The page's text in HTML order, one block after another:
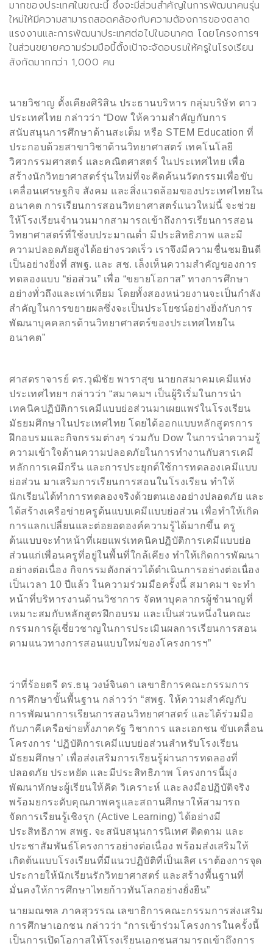
มากของประเทศในขณะนี้ ซึ่งจะมีส่วนสำคัญในการพัฒนาคนรุ่น
ใหม่ให้มีความสามารถสอดคล้องกับความต้องการของตลาด
แรงงานและการพัฒนาประเทศต่อไปในอนาคต โดยโครงการฯ
ในส่วนขยายความร่วมมือนี้ตั้งเป้าจะจัดอบรมให้ครูในโรงเรียน
สังกัดมากกว่า 1,000 คน
นายวิชาญ ตั้งเคียงศิริสิน ประธานบริหาร กลุ่มบริษัท ดาว
ประเทศไทย กล่าวว่า “Dow ให้ความสำคัญกับการ
สนับสนุนการศึกษาด้านสะเต็ม หรือ STEM Education ที่
ประกอบด้วยสาขาวิชาด้านวิทยาศาสตร์ เทคโนโลยี
วิศวกรรมศาสตร์ และคณิตศาสตร์ ในประเทศไทย เพื่อ
สร้างนักวิทยาศาสตร์รุ่นใหม่ที่จะคิดค้นนวัตกรรมเพื่อขับ
เคลื่อนเศรษฐกิจ สังคม และสิ่งแวดล้อมของประเทศไทยใน
อนาคต การเรียนการสอนวิทยาศาสตร์แนวใหม่นี้ จะช่วย
ให้โรงเรียนจำนวนมากสามารถเข้าถึงการเรียนการสอน
วิทยาศาสตร์ที่ใช้งบประมาณต่ำ มีประสิทธิภาพ และมี
ความปลอดภัยสูงได้อย่างรวดเร็ว เราจึงมีความชื่นชมยินดี
เป็นอย่างยิ่งที่ สพฐ. และ สช. เล็งเห็นความสำคัญของการ
ทดลองแบบ “ย่อส่วน” เพื่อ “ขยายโอกาส” ทางการศึกษา
อย่างทั่วถึงและเท่าเทียม โดยทั้งสองหน่วยงานจะเป็นกำลัง
สำคัญในการขยายผลซึ่งจะเป็นประโยชน์อย่างยิ่งกับการ
พัฒนาบุคคลกรด้านวิทยาศาสตร์ของประเทศไทยใน
อนาคต”
ศาสตราจารย์ ดร.วุฒิชัย พาราสุข นายกสมาคมเคมีแห่ง
ประเทศไทยฯ กล่าวว่า “สมาคมฯ เป็นผู้ริเริ่มในการนำ
เทคนิคปฏิบัติการเคมีแบบย่อส่วนมาเผยแพร่ในโรงเรียน
มัธยมศึกษาในประเทศไทย โดยได้ออกแบบหลักสูตรการ
ฝึกอบรมและกิจกรรมต่างๆ ร่วมกับ Dow ในการนำความรู้
ความเข้าใจด้านความปลอดภัยในการทำงานกับสารเคมี
หลักการเคมีกรีน และการประยุกต์ใช้การทดลองเคมีแบบ
ย่อส่วน มาเสริมการเรียนการสอนในโรงเรียน ทำให้
นักเรียนได้ทำการทดลองจริงด้วยตนเองอย่างปลอดภัย และ
ได้สร้างเครือข่ายครูต้นแบบเคมีแบบย่อส่วน เพื่อทำให้เกิด
การแลกเปลี่ยนและต่อยอดองค์ความรู้ได้มากขึ้น ครู
ต้นแบบจะทำหน้าที่เผยแพร่เทคนิคปฏิบัติการเคมีแบบย่อ
ส่วนแก่เพื่อนครูที่อยู่ในพื้นที่ใกล้เคียง ทำให้เกิดการพัฒนา
อย่างต่อเนื่อง กิจกรรมดังกล่าวได้ดำเนินการอย่างต่อเนื่อง
เป็นเวลา 10 ปีแล้ว ในความร่วมมือครั้งนี้ สมาคมฯ จะทำ
หน้าที่บริหารงานด้านวิชาการ จัดหาบุคลากรผู้ชำนาญที่
เหมาะสมกับหลักสูตรฝึกอบรม และเป็นส่วนหนึ่งในคณะ
กรรมการผู้เชี่ยวชาญในการประเมินผลการเรียนการสอน
ตามแนวทางการสอนแบบใหม่ของโครงการฯ”
ว่าที่ร้อยตรี ดร.ธนุ วงษ์จินดา เลขาธิการคณะกรรมการ
การศึกษาขั้นพื้นฐาน กล่าวว่า “สพฐ. ให้ความสำคัญกับ
การพัฒนาการเรียนการสอนวิทยาศาสตร์ และได้ร่วมมือ
กับภาคีเครือข่ายทั้งภาครัฐ วิชาการ และเอกชน ขับเคลื่อน
โครงการ ‘ปฏิบัติการเคมีแบบย่อส่วนสำหรับโรงเรียน
มัธยมศึกษา’ เพื่อส่งเสริมการเรียนรู้ผ่านการทดลองที่
ปลอดภัย ประหยัด และมีประสิทธิภาพ โครงการนี้มุ่ง
พัฒนาทักษะผู้เรียนให้คิด วิเคราะห์ และลงมือปฏิบัติจริง
พร้อมยกระดับคุณภาพครูและสถานศึกษาให้สามารถ
จัดการเรียนรู้เชิงรุก (Active Learning)ได้อย่างมี
ประสิทธิภาพ สพฐ. จะสนับสนุนการนิเทศ ติดตาม และ
ประชาสัมพันธ์โครงการอย่างต่อเนื่อง พร้อมส่งเสริมให้
เกิดต้นแบบโรงเรียนที่มีแนวปฏิบัติที่เป็นเลิศ เราต้องการจุด
ประกายให้นักเรียนรักวิทยาศาสตร์ และสร้างพื้นฐานที่
มั่นคงให้การศึกษาไทยก้าวทันโลกอย่างยั่งยืน”
นายมณฑล ภาคสุวรรณ เลขาธิการคณะกรรมการส่งเสริม
การศึกษาเอกชน กล่าวว่า “การเข้าร่วมโครงการในครั้งนี้
เป็นการเปิดโอกาสให้โรงเรียนเอกชนสามารถเข้าถึงการ